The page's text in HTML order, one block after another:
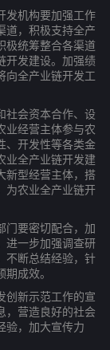
发机构要加强工作
道，积极支持全产
极统筹整合各渠道
开发建设。加强绩
向全产业链开发工
社会资本合作、设
业经营主体参与农
、开发性等各类金
业全产业链开发建
新型经营主体，搭
为农业全产业链开
门要密切配合，加
进一步加强调查研
不断总结经验，针
成效。
创新示范工作的宣
，营造良好的社会
验，加大宣传力